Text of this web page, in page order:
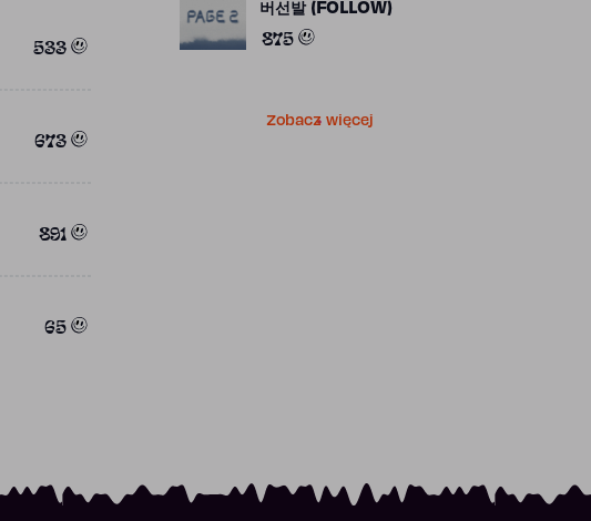
533
673
891
65
버선발 (FOLLOW)
875
Zobacz więcej